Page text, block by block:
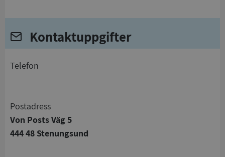
Kontaktuppgifter
telefon
Postadress
Von Posts Väg 5
444 48 Stenungsund